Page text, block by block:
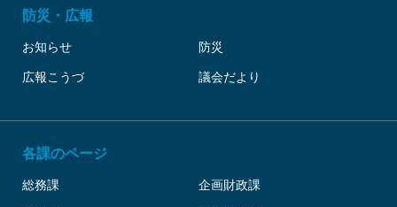
防災・広報
お知らせ 防災
広報こうづ 議会だより
各課のページ
総務課 企画財政課